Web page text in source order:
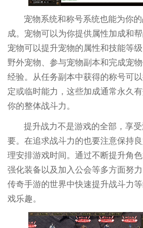
宠物系统和称号系统也能为你
成。宠物可以为你提供属性加成和
宠物可以提升宠物的属性和技能等
野外宠物、参与宠物副本和完成宠
经验。从任务副本中获得的称号可
定或临时能力，这些加成通常永久
你的整体战斗力。
提升战力不是游戏的全部，享
要。在追求战斗力的也要注意保持
理安排游戏时间。通过不断提升角色
强化装备以及加入公会等多方面努
传奇手游的世界中快速提升战斗力
戏乐趣。